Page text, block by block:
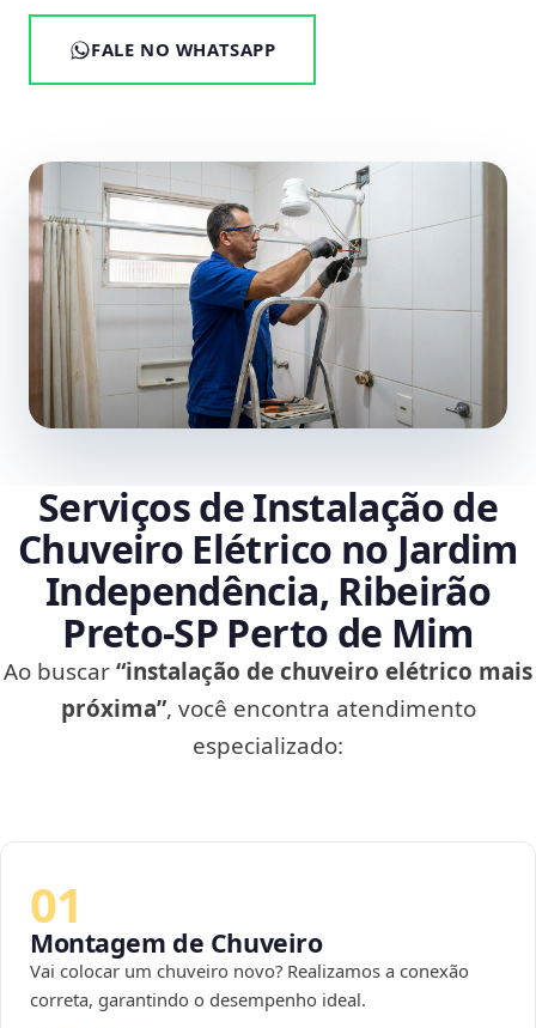
FALE NO WHATSAPP
Serviços de Instalação de
Chuveiro Elétrico no Jardim
Independência, Ribeirão
Preto‑SP Perto de Mim
Ao buscar“instalação de chuveiro elétrico mais
próxima”, você encontra atendimento
especializado:
01
Montagem de Chuveiro
Vai colocar um chuveiro novo? Realizamos a conexão
correta, garantindo o desempenho ideal.